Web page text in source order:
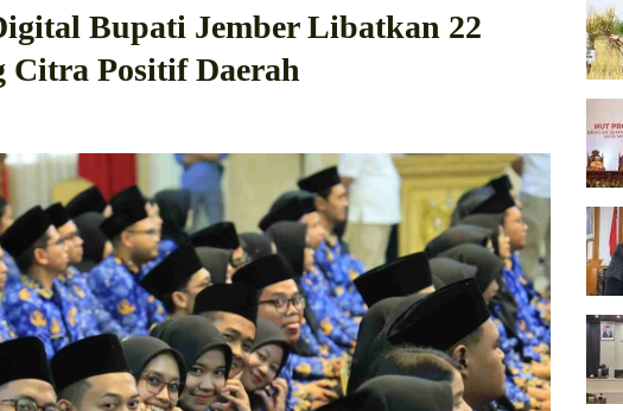
Bupati Jember Libatkan 22
Citra Positif Daerah